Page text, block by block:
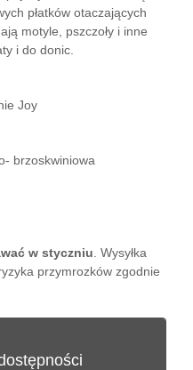
płatków otaczających
motyle, pszczoły i inne
i do donic.
Joy
brzoskwiniowa
w styczniu . Wysyłka
przymrozków zgodnie